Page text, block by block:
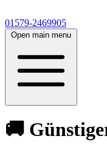
01579-2469905
Open main menu
🚚